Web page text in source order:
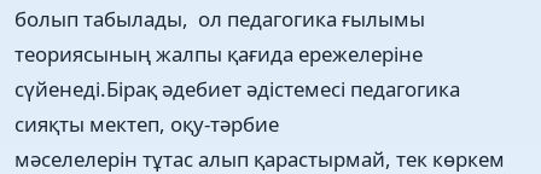
болып табылады, ол педагогика ғылымы
теориясының жалпы қағида ережелеріне
сүйенеді.Бірақ әдебиет әдістемесі педагогика
сияқты мектеп, оқу-тәрбие
мәселелерін тұтас алып қарастырмай, тек көркем